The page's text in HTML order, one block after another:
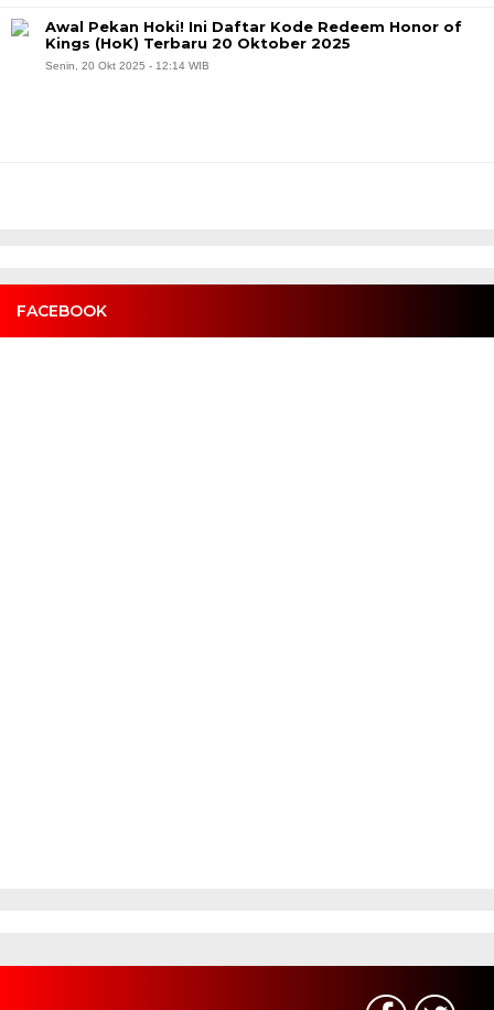
FACEBOOK
Awal Pekan Hoki! Ini Daftar Kode Redeem Honor of
Kings (HoK) Terbaru 20 Oktober 2025
Senin, 20 Okt 2025 - 12:14 WIB